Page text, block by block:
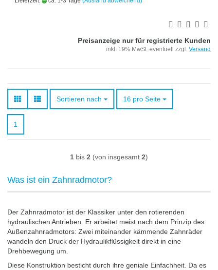
Preisanzeige nur für registrierte Kunden
inkl. 19% MwSt. eventuell zzgl. Versand
Sortieren nach
Sortieren nach 16 pro Seite
pro Seite
1
1 bis 2 (von insgesamt 2)
Was ist ein Zahnradmotor?
Der Zahnradmotor ist der Klassiker unter den rotierenden
hydraulischen Antrieben. Er arbeitet meist nach dem Prinzip des
Außenzahnradmotors: Zwei miteinander kämmende Zahnräder
wandeln den Druck der Hydraulikflüssigkeit direkt in eine
Drehbewegung um.
Diese Konstruktion besticht durch ihre geniale Einfachheit. Da es